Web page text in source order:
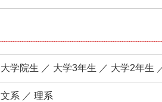
大学院生 ／ 大学3年生 ／ 大学2年生
文系 ／ 理系